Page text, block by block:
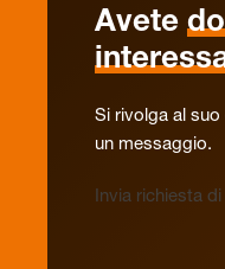
Avete
Si rivolga al
un messaggio.
Invia richiesta